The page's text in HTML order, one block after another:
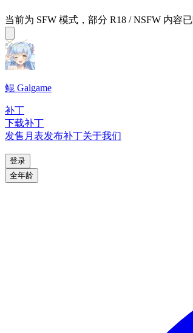
当前为 SFW 模式，部分 R18 / NSFW 内
鲲 Galgame
补丁
下载补丁
发售月表发布补丁关于我们
登录
全年龄